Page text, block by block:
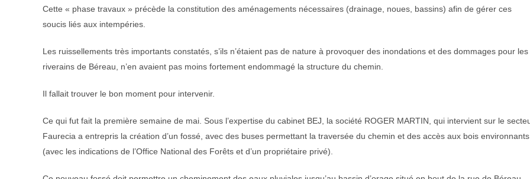
Cette « phase travaux » précède la constitution des aménagements nécessaires (drainage, noues, bassins) afin de gérer ces
soucis liés aux intempéries.
Les ruissellements très importants constatés, s’ils n’étaient pas de nature à provoquer des inondations et des dommages pour les
riverains de Béreau, n’en avaient pas moins fortement endommagé la structure du chemin.
Il fallait trouver le bon moment pour intervenir.
Ce qui fut fait la première semaine de mai. Sous l’expertise du cabinet BEJ, la société ROGER MARTIN, qui intervient sur le
Faurecia a entrepris la création d’un fossé, avec des buses permettant la traversée du chemin et des accès aux bois environnants
(avec les indications de l’Office National des Forêts et d’un propriétaire privé).